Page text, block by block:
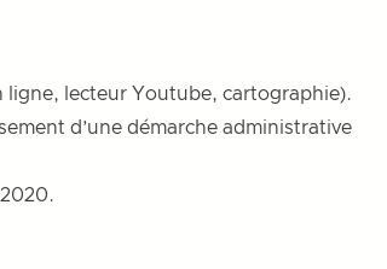
ligne, lecteur Youtube, cartographie).
d’une démarche administrative